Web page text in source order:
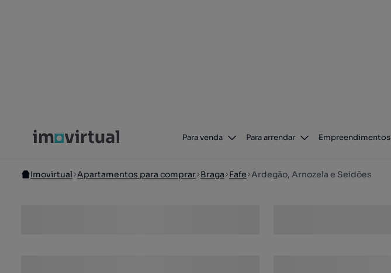
Para venda Para arrendar Empreendimentos
Imovirtual Apartamentos para comprar Braga Fafe Ardegão, Arnozela e Seidões